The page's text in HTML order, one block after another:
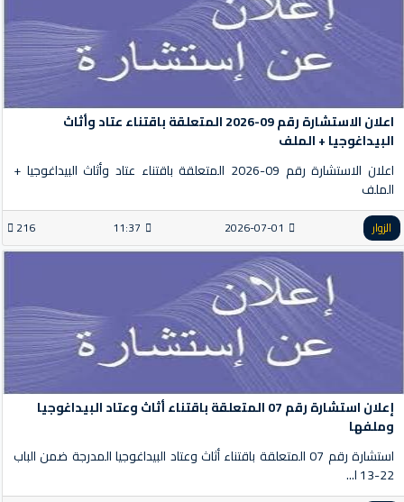
اعلان الاستشارة رقم 09-2026 المتعلقة باقتناء عتاد وأثاث
البيداغوجيا + الملف
اعلان الاستشارة رقم 09-2026 المتعلقة باقتناء عتاد وأثاث البيداغوجيا +
الملف
الزوار 2026-07-01
11:37
216
إعلان استشارة رقم 07 المتعلقة باقتناء أثاث وعتاد البيداغوجيا
وملفها
استشارة رقم 07 المتعلقة باقتناء أثاث وعتاد البيداغوجيا المدرجة ضمن الباب
22-13 ا...